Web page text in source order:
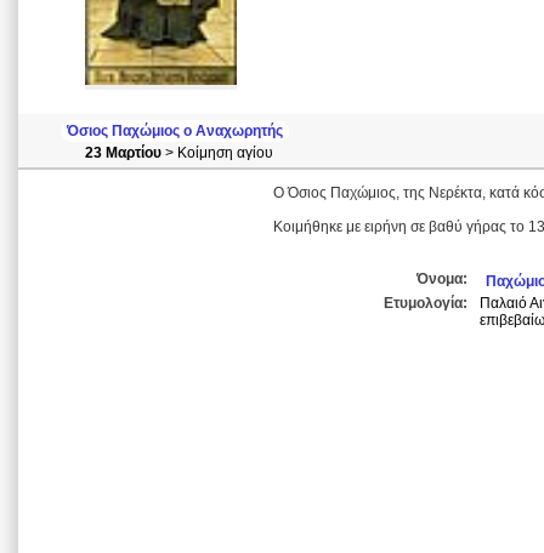
Όσιος Παχώμιος ο Αναχωρητής
23 Μαρτίου > Κοίμηση αγίου
Ο Όσιος Παχώμιος, της Νερέκτα, κατά
Κοιμήθηκε με ειρήνη σε βαθύ γήρας το
Όνομα:
Ετυμολογία:
Παλαιό